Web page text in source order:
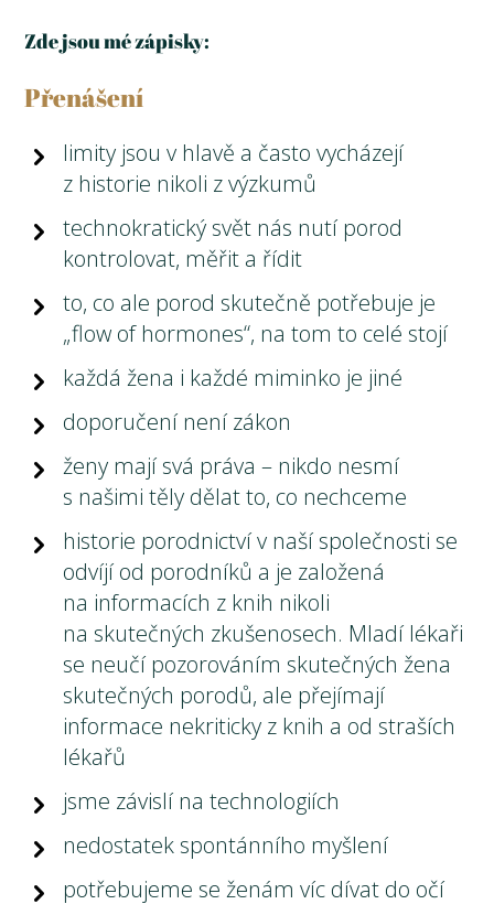
Zde jsou mé zápisky:
Přenášení
limity jsou v hlavě a často vycházejí
z historie nikoli z výzkumů
technokratický svět nás nutí porod
kontrolovat, měřit a řídit
to, co ale porod skutečně potřebuje je
„flow of hormones“, na tom to celé stojí
každá žena i každé miminko je jiné
doporučení není zákon
ženy mají svá práva – nikdo nesmí
s našimi těly dělat to, co nechceme
historie porodnictví v naší společnosti se
odvíjí od porodníků a je založená
na informacích z knih nikoli
na skutečných zkušenosech. Mladí lékaři
se neučí pozorováním skutečných žena
skutečných porodů, ale přejímají
informace nekriticky z knih a od straších
lékařů
jsme závislí na technologiích
nedostatek spontánního myšlení
potřebujeme se ženám víc dívat do očí